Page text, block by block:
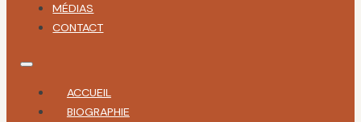
MÉDIAS
CONTACT
ACCUEIL
BIOGRAPHIE